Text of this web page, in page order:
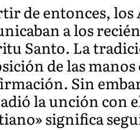
de entonces,
a los
Santo. La
de las
Sin
la unción con
significa